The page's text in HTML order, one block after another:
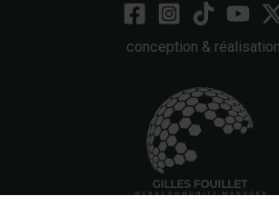
conception & réalisation